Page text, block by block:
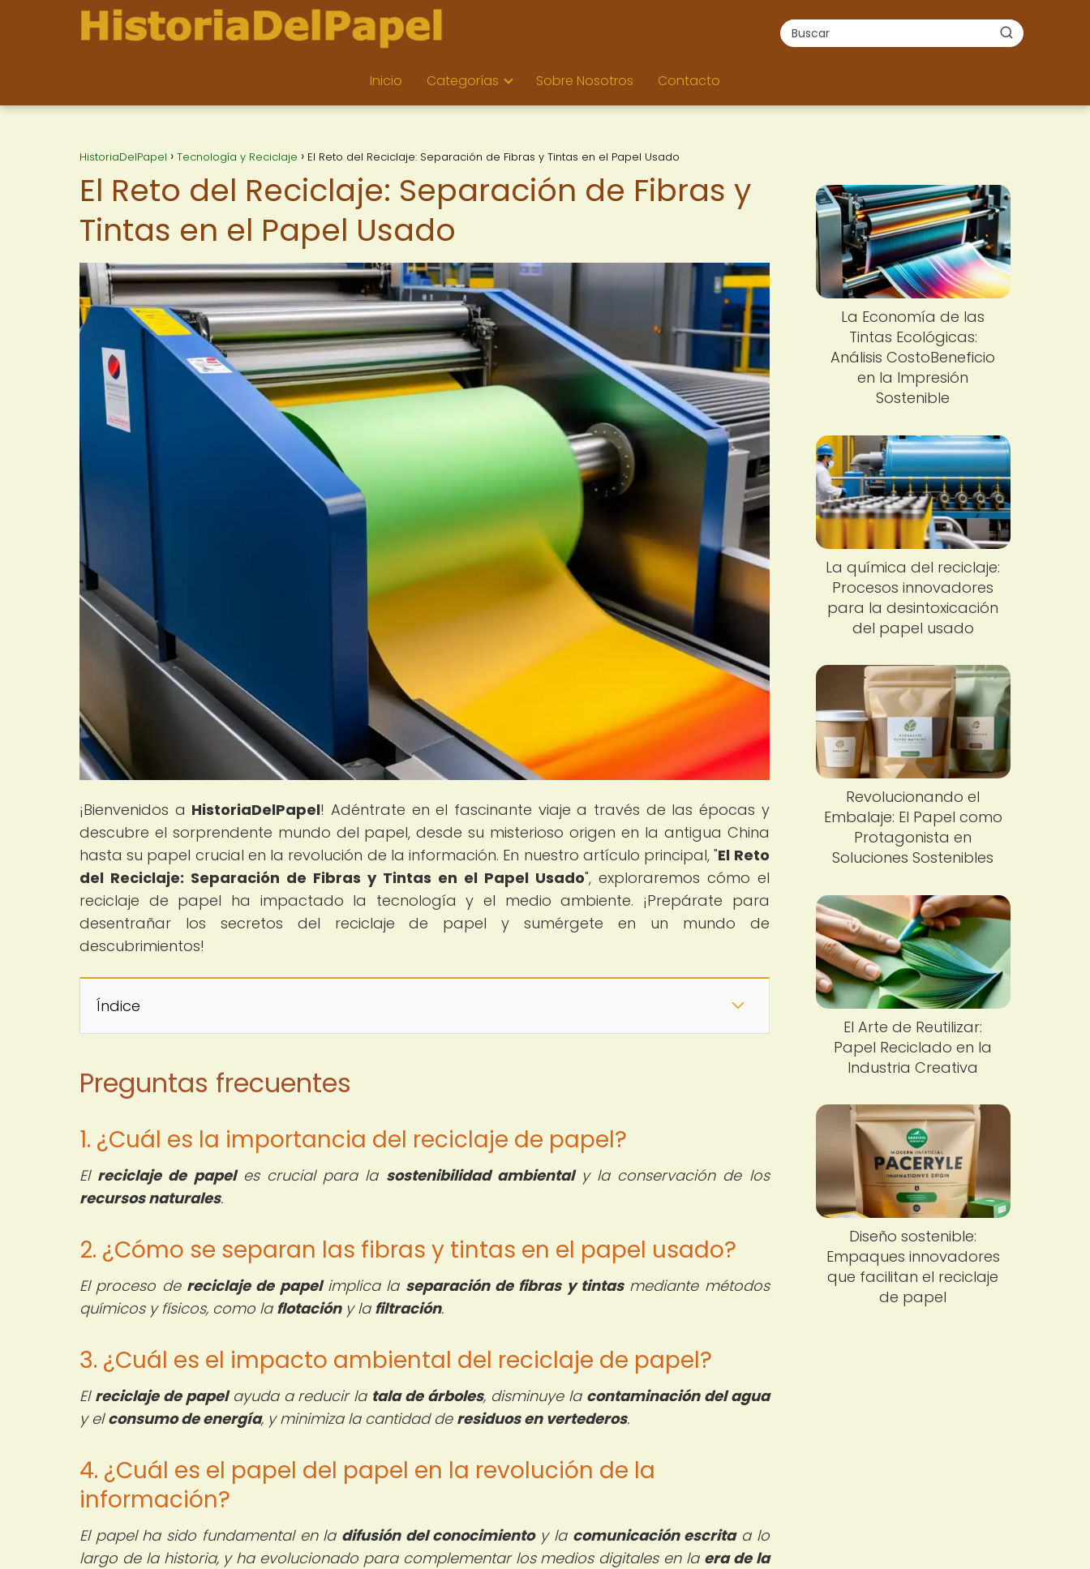
Inicio Categorías Sobre Nosotros Contacto
HistoriaDelPapel Tecnología y Reciclaje El Reto del Reciclaje: Separación de Fibras y Tintas en el Papel Usado
El Reto del Reciclaje: Separación de Fibras y
Tintas en el Papel Usado
¡Bienvenidos a HistoriaDelPapel! Adéntrate en el fascinante viaje a través de las épocas y
descubre el sorprendente mundo del papel, desde su misterioso origen en la antigua China
hasta su papel crucial en la revolución de la información. En nuestro artículo principal, "El Reto
del Reciclaje: Separación de Fibras y Tintas en el Papel Usado", exploraremos cómo el
reciclaje de papel ha impactado la tecnología y el medio ambiente. ¡Prepárate para
desentrañar los secretos del reciclaje de papel y sumérgete en un mundo de
descubrimientos!
Índice
Preguntas frecuentes
1. ¿Cuál es la importancia del reciclaje de papel?
El reciclaje de papeles crucial para la sostenibilidad ambientaly la conservación de los
recursos naturales.
2. ¿Cómo se separan las fibras y tintas en el papel usado?
El proceso de reciclaje de papelimplica la separación de fibras y tintasmediante métodos
químicos y físicos, como la flotacióny la filtración.
3. ¿Cuál es el impacto ambiental del reciclaje de papel?
El reciclaje de papelayuda a reducir la tala de árboles, disminuye la contaminación del agua
y elconsumo de energía, y minimiza la cantidad de residuos en vertederos.
4. ¿Cuál es el papel del papel en la revolución de la
información?
El papel ha sido fundamental en la difusión del conocimientoy la comunicación escritaa lo
largo de la historia, y ha evolucionado para complementar los medios digitales en la era de la
La Economía de las
Tintas Ecológicas:
Análisis CostoBeneficio
en la Impresión
Sostenible
La química del reciclaje:
Procesos innovadores
para la desintoxicación
del papel usado
Revolucionando el
Embalaje: El Papel como
Protagonista en
Soluciones Sostenibles
El Arte de Reutilizar:
Papel Reciclado en la
Industria Creativa
Diseño sostenible:
Empaques innovadores
que facilitan el reciclaje
de papel